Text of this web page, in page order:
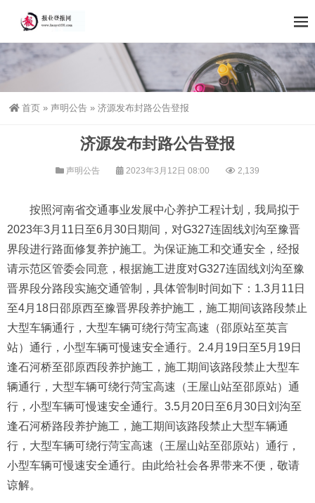
首页 » 声明公告 » 济源发布封路公告登报
济源发布封路公告登报
声明公告 2023年3月12日 08:00 2,139
按照河南省交通事业发展中心养护工程计划，我局拟于
2023年3月11日至6月30日期间，对G327连固线刘沟至豫晋
界段进行路面修复养护施工。为保证施工和交通安全，经报
请示范区管委会同意，根据施工进度对G327连固线刘沟至豫
晋界段分路段实施交通管制，具体管制时间如下：1.3月11日
至4月18日邵原西至豫晋界段养护施工，施工期间该路段禁止
大型车辆通行，大型车辆可绕行菏宝高速（邵原站至英言
站）通行，小型车辆可慢速安全通行。2.4月19日至5月19日
逢石河桥至邵原西段养护施工，施工期间该路段禁止大型车
辆通行，大型车辆可绕行菏宝高速（王屋山站至邵原站）通
行，小型车辆可慢速安全通行。3.5月20日至6月30日刘沟至
逢石河桥路段养护施工，施工期间该路段禁止大型车辆通
行，大型车辆可绕行菏宝高速（王屋山站至邵原站）通行，
小型车辆可慢速安全通行。由此给社会各界带来不便，敬请
谅解。